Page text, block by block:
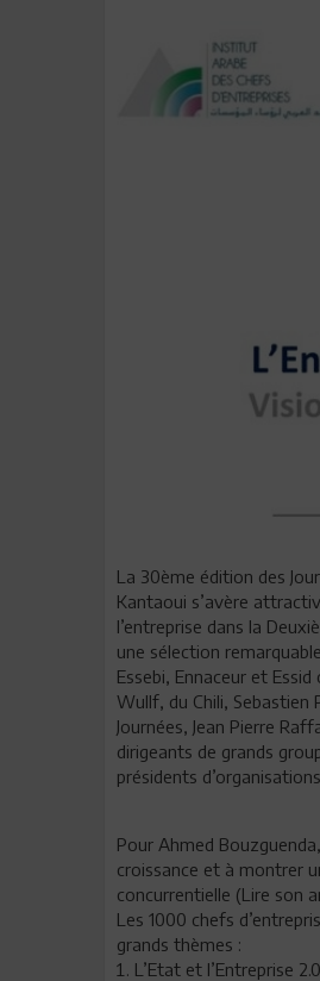
La 30ème édition des
Kantaoui s’avère
l’entreprise dans la
une sélection
Essebi, Ennaceur et
Wullf, du Chili, Sebastien
Journées, Jean Pierre
dirigeants de grands
présidents
Pour Ahmed
croissance et à montrer
concurrentielle (Lire son
Les 1000 chefs
grands thèmes :
L’Etat et l’Entreprise